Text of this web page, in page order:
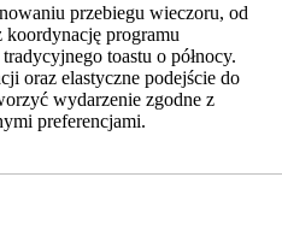
przebiegu wieczoru, od
koordynację programu
toastu o północy.
oraz elastyczne podejście do
wydarzenie zgodne z
preferencjami.